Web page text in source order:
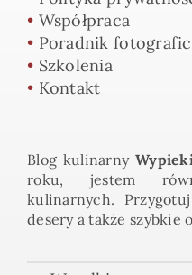
• Współpraca
• Poradnik
• Szkolenia
• Kontakt
Blog kulinarny
roku, jestem
kulinarnych.
desery a także szybkie